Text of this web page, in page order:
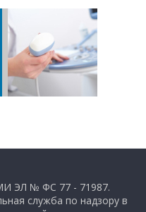
ЭЛ № ФС 77 - 71987.
служба по надзору в